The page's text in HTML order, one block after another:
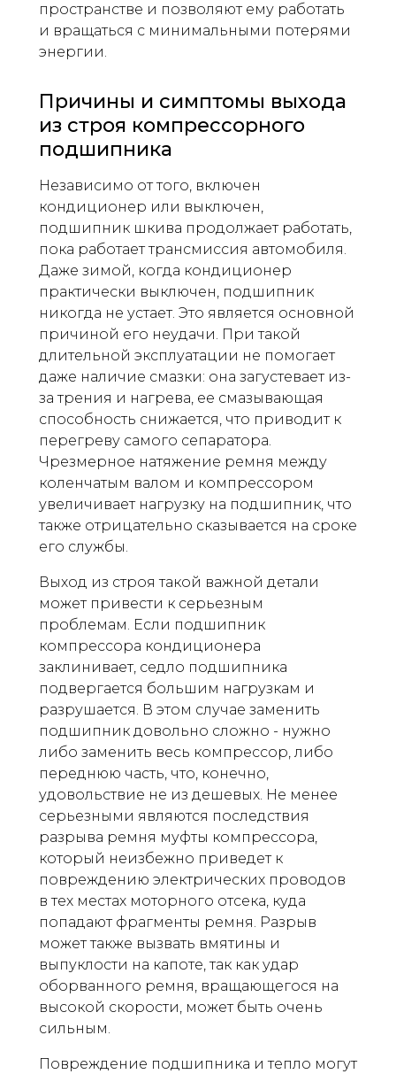
пространстве и позволяют ему работать
и вращаться с минимальными потерями
энергии.
Причины и симптомы выхода
из строя компрессорного
подшипника
Независимо от того, включен
кондиционер или выключен,
подшипник шкива продолжает работать,
пока работает трансмиссия автомобиля.
Даже зимой, когда кондиционер
практически выключен, подшипник
никогда не устает. Это является основной
причиной его неудачи. При такой
длительной эксплуатации не помогает
даже наличие смазки: она загустевает из-
за трения и нагрева, ее смазывающая
способность снижается, что приводит к
перегреву самого сепаратора.
Чрезмерное натяжение ремня между
коленчатым валом и компрессором
увеличивает нагрузку на подшипник, что
также отрицательно сказывается на сроке
его службы.
Выход из строя такой важной детали
может привести к серьезным
проблемам. Если подшипник
компрессора кондиционера
заклинивает, седло подшипника
подвергается большим нагрузкам и
разрушается. В этом случае заменить
подшипник довольно сложно - нужно
либо заменить весь компрессор, либо
переднюю часть, что, конечно,
удовольствие не из дешевых. Не менее
серьезными являются последствия
разрыва ремня муфты компрессора,
который неизбежно приведет к
повреждению электрических проводов
в тех местах моторного отсека, куда
попадают фрагменты ремня. Разрыв
может также вызвать вмятины и
выпуклости на капоте, так как удар
оборванного ремня, вращающегося на
высокой скорости, может быть очень
сильным.
Повреждение подшипника и тепло могут